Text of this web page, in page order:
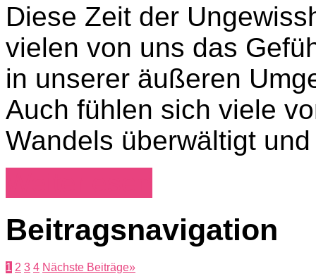
Diese Zeit der
vielen von uns das
in unserer äußeren
Auch fühlen sich viele
Wandels überwältigt
Beitragsnavigation
1 2 3 4 Nächste Beiträge»